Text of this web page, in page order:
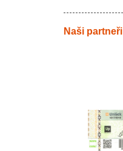
Naši partneři